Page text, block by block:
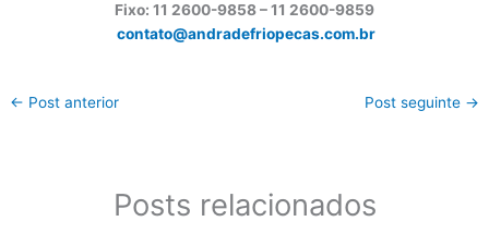
Fixo: 11 2600-9858 – 11 2600-9859
contato@andradefriopecas.com.br
← Post anterior Post seguinte →
Posts relacionados